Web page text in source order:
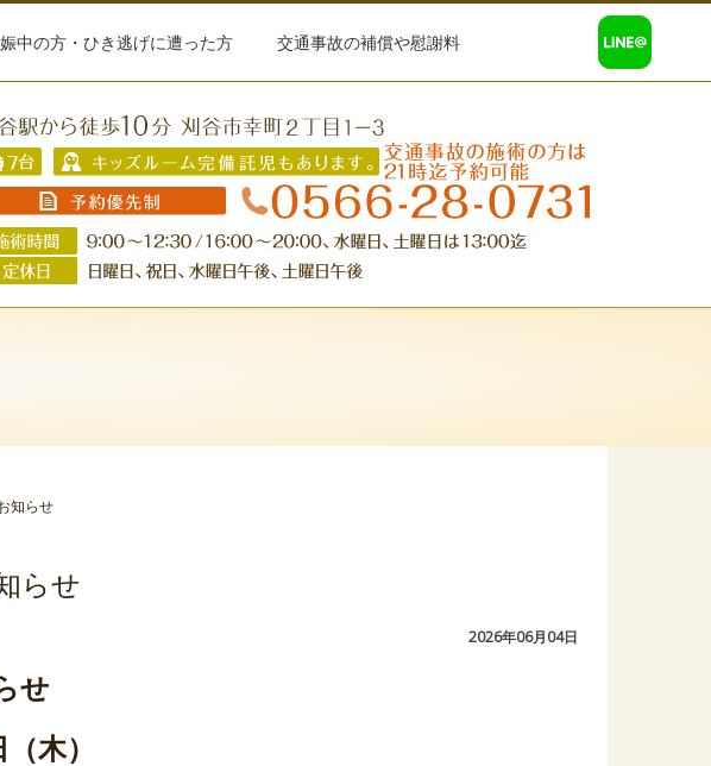
中の方・ひき逃げに遭った方 交通事故の補償や慰謝料
知らせ
らせ
2026年06月04日
せ
木）